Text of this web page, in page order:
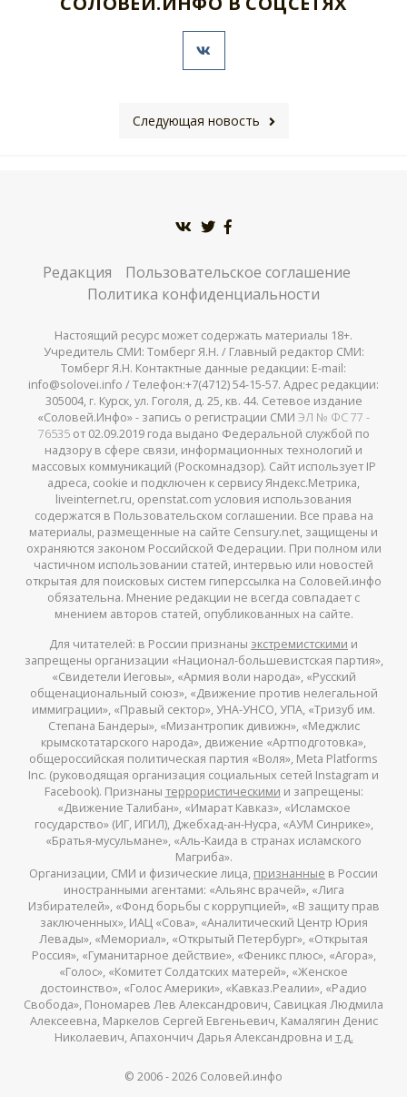
Следующая новость
Редакция
Пользовательское соглашение
Политика конфиденциальности
Настоящий ресурс может содержать материалы 18+.
Учредитель СМИ: Томберг Я.Н. / Главный редактор СМИ:
Томберг Я.Н. Контактные данные редакции: E-mail:
info@solovei.info / Телефон:+7(4712) 54-15-57. Адрес редакции:
305004, г. Курск, ул. Гоголя, д. 25, кв. 44. Сетевое издание
«Соловей.Инфо» - запись о регистрации СМИ ЭЛ № ФС 77 -
76535от 02.09.2019 года выдано Федеральной службой по
надзору в сфере связи, информационных технологий и
массовых коммуникаций (Роскомнадзор). Сайт использует IP
адреса, cookie и подключен к сервису Яндекс.Метрика,
liveinternet.ru, openstat.com условия использования
содержатся в Пользовательском соглашении. Все права на
материалы, размещенные на сайте Censury.net, защищены и
охраняются законом Российской Федерации. При полном или
частичном использовании статей, интервью или новостей
открытая для поисковых систем гиперссылка на Соловей.инфо
обязательна. Мнение редакции не всегда совпадает с
мнением авторов статей, опубликованных на сайте.
Для читателей: в России признаны экстремистскими и
запрещены организации «Национал-большевистская партия»,
«Свидетели Иеговы», «Армия воли народа», «Русский
общенациональный союз», «Движение против нелегальной
иммиграции», «Правый сектор», УНА-УНСО, УПА, «Тризуб им.
Степана Бандеры», «Мизантропик дивижн», «Меджлис
крымскотатарского народа», движение «Артподготовка»,
общероссийская политическая партия «Воля», Meta Platforms
Inc. (руководящая организация социальных сетей Instagram и
Facebook). Признаны террористическими и запрещены:
«Движение Талибан», «Имарат Кавказ», «Исламское
государство» (ИГ, ИГИЛ), Джебхад-ан-Нусра, «АУМ Синрике»,
«Братья-мусульмане», «Аль-Каида в странах исламского
Магриба».
Организации, СМИ и физические лица, признанные в России
иностранными агентами: «Альянс врачей», «Лига
Избирателей», «Фонд борьбы с коррупцией», «В защиту прав
заключенных», ИАЦ «Сова», «Аналитический Центр Юрия
Левады», «Мемориал», «Открытый Петербург», «Открытая
Россия», «Гуманитарное действие», «Феникс плюс», «Агора»,
«Голос», «Комитет Солдатских матерей», «Женское
достоинство», «Голос Америки», «Кавказ.Реалии», «Радио
Свобода», Пономарев Лев Александрович, Савицкая Людмила
Алексеевна, Маркелов Сергей Евгеньевич, Камалягин Денис
Николаевич, Апахончич Дарья Александровна и т.д.
© 2006 -2026 Соловей.инфо